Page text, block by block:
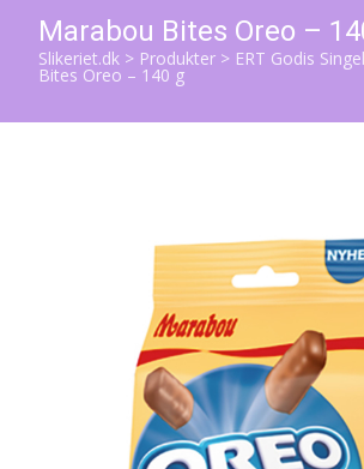
Marabou Bites Oreo –
Slikeriet.dk > Produkter > ERT Godis Singel
Bites Oreo – 140 g